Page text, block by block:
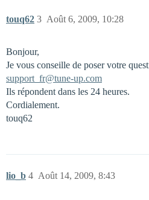
touq62 Août 6, 2009, 10:28
3
Bonjour,
Je vous conseille de poser votre
support_fr@tune-up.com
Ils répondent dans les 24 heures.
Cordialement.
touq62
lio_b Août 14, 2009, 8:43
4